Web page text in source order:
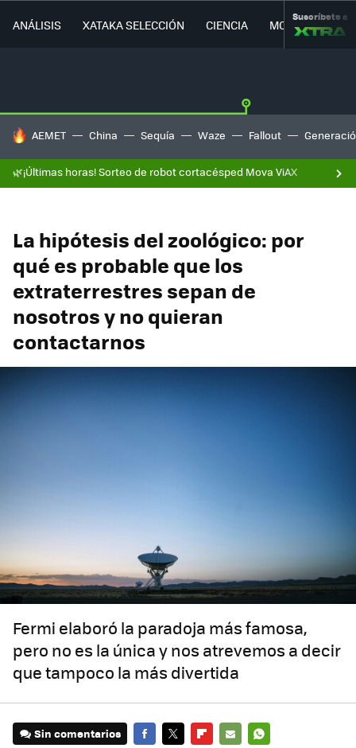
ANÁLISIS XATAKA SELECCIÓN CIENCIA MOVILIDAD
Suscríbete a
HOY SE HABLA DE
AEMET China Sequía Waze Fallout
🌿¡Últimas horas! Sorteo de robot cortacésped Mova ViAX
La hipótesis del zoológico: por
qué es probable que los
extraterrestres sepan de
nosotros y no quieran
contactarnos
Fermi elaboró la paradoja más famosa,
pero no es la única y nos atrevemos a decir
que tampoco la más divertida
Sin comentarios